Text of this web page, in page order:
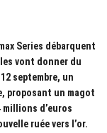
Series débarquent
vont donner du
septembre, un
proposant un magot
d’euros
ruée vers l’or.